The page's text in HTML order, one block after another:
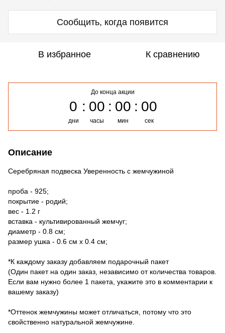
Сообщить, когда появится
В избранное К сравнению
До конца акции
0
дни
00
часы
00
мин
00
сек
Описание
Серебряная подвеска Уверенность с жемчужиной
проба - 925;
покрытие - родий;
вес - 1.2 г
вставка - культивированный жемчуг;
диаметр - 0.8 см;
размер ушка - 0.6 см х 0.4 см;
*К каждому заказу добавляем подарочный пакет
(Один пакет на один заказ, независимо от количества товаров.
Если вам нужно более 1 пакета, укажите это в комментарии к
вашему заказу)
*Оттенок жемчужины может отличаться, потому что это
свойственно натуральной жемчужине.